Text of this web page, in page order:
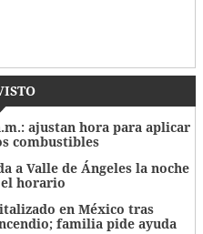
ajustan hora para aplicar
combustibles
a Valle de Ángeles la noche
el horario
en México tras
familia pide ayuda